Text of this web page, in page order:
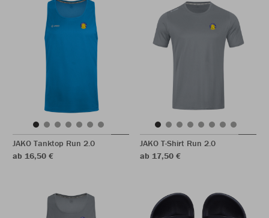
JAKO Tanktop Run 2.0
ab 16,50 €
JAKO T-Shirt Run 2.0
ab 17,50 €